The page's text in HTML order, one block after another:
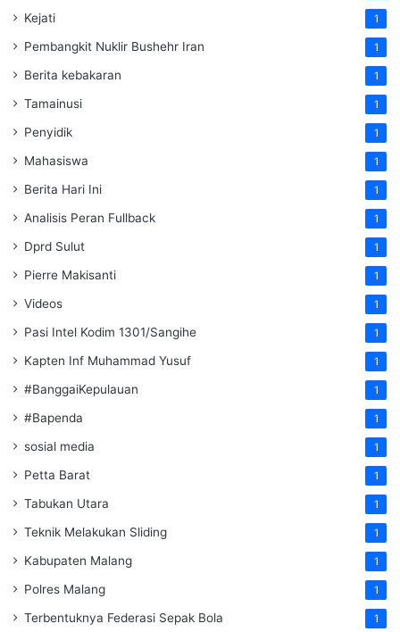
Kejati 1
Pembangkit Nuklir Bushehr Iran 1
Berita kebakaran 1
Tamainusi 1
Penyidik 1
Mahasiswa 1
Berita Hari Ini 1
Analisis Peran Fullback 1
Dprd Sulut 1
Pierre Makisanti 1
Videos 1
Pasi Intel Kodim 1301/Sangihe 1
Kapten Inf Muhammad Yusuf 1
#BanggaiKepulauan 1
#Bapenda 1
sosial media 1
Petta Barat 1
Tabukan Utara 1
Teknik Melakukan Sliding 1
Kabupaten Malang 1
Polres Malang 1
Terbentuknya Federasi Sepak Bola 1